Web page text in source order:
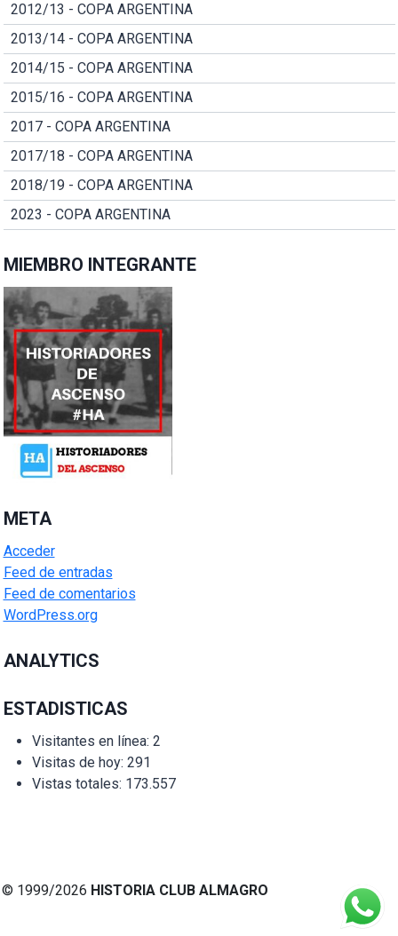
2012/13 - COPA ARGENTINA
2013/14 - COPA ARGENTINA
2014/15 - COPA ARGENTINA
2015/16 - COPA ARGENTINA
2017 - COPA ARGENTINA
2017/18 - COPA ARGENTINA
2018/19 - COPA ARGENTINA
2023 - COPA ARGENTINA
MIEMBRO INTEGRANTE
META
Acceder
Feed de entradas
Feed de comentarios
WordPress.org
ANALYTICS
ESTADISTICAS
Visitantes en línea: 2
Visitas de hoy: 291
Vistas totales: 173.557
© 1999/2026 HISTORIA CLUB ALMAGRO